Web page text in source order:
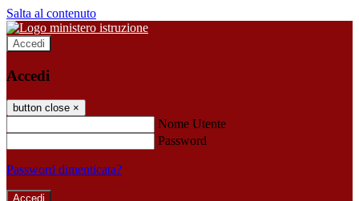
Salta al contenuto
Accedi
Accedi
button close ×
Nome Utente
Password
Password dimenticata?